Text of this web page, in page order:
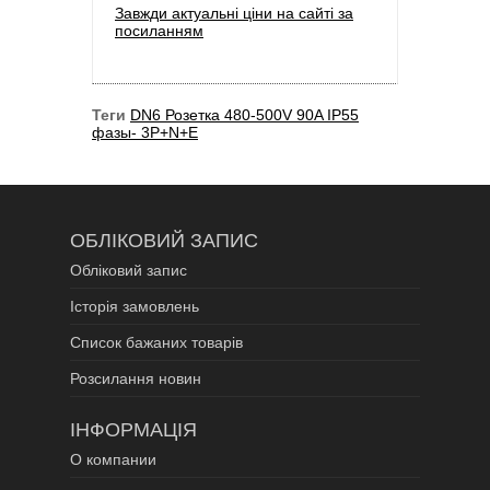
Завжди актуальні ціни на сайті за
посиланням
Теги DN6 Розетка 480-500V 90A IP55
фазы- 3P+N+E
ОБЛІКОВИЙ ЗАПИС
Обліковий запис
Історія замовлень
Список бажаних товарів
Розсилання новин
ІНФОРМАЦІЯ
О компании